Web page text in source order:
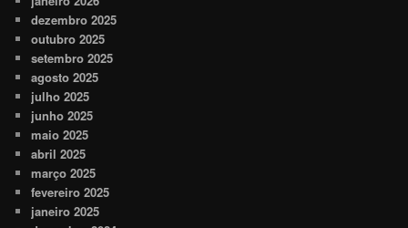
dezembro 2025
outubro 2025
setembro 2025
agosto 2025
julho 2025
junho 2025
maio 2025
abril 2025
março 2025
fevereiro 2025
janeiro 2025